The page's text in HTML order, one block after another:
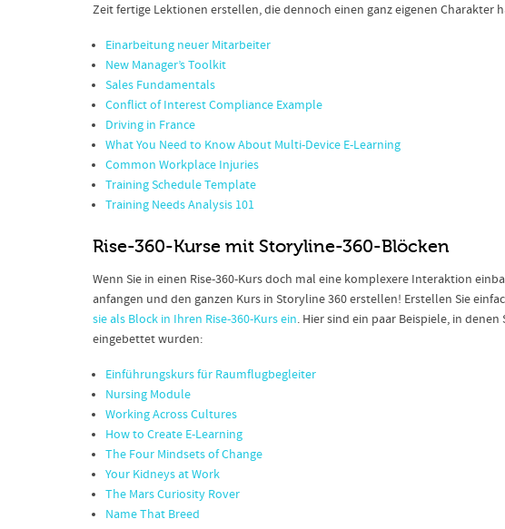
Zeit fertige Lektionen erstellen, die dennoch einen ganz eigenen Charakter
Einarbeitung neuer Mitarbeiter
New Manager’s Toolkit
Sales Fundamentals
Conflict of Interest Compliance Example
Driving in France
What You Need to Know About Multi-Device E-Learning
Common Workplace Injuries
Training Schedule Template
Training Needs Analysis 101
Rise-360-Kurse mit Storyline-360-Blöcken
Wenn Sie in einen Rise-360-Kurs doch mal eine komplexere Interaktion
anfangen und den ganzen Kurs in Storyline 360 erstellen! Erstellen Sie
sie als Block in Ihren Rise-360-Kurs ein. Hier sind ein paar Beispiele, in
eingebettet wurden:
Einführungskurs für Raumflugbegleiter
Nursing Module
Working Across Cultures
How to Create E-Learning
The Four Mindsets of Change
Your Kidneys at Work
The Mars Curiosity Rover
Name That Breed